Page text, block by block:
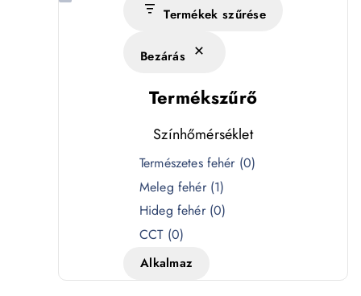
Termékek szűrése
Bezárás
Termékszűrő
Színhőmérséklet
Természetes fehér (0)
Meleg fehér (1)
Hideg fehér (0)
CCT (0)
Alkalmaz